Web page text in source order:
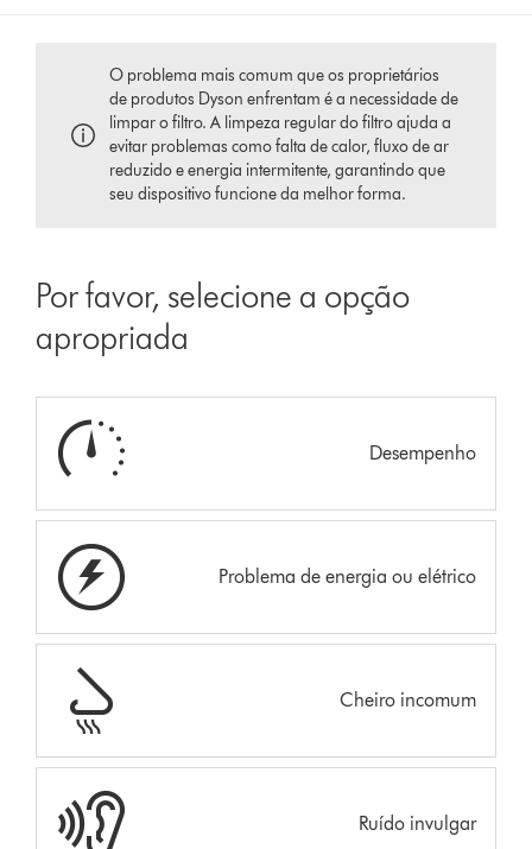
O problema mais comum que os proprietários
de produtos Dyson enfrentam é a necessidade de
limpar o filtro. A limpeza regular do filtro ajuda a
evitar problemas como falta de calor, fluxo de ar
reduzido e energia intermitente, garantindo que
seu dispositivo funcione da melhor forma.
Por favor, selecione a opção
apropriada
Desempenho
Problema de energia ou elétrico
Cheiro incomum
Ruído invulgar